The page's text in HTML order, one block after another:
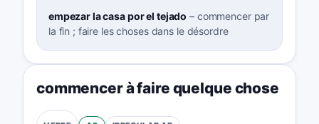
empezar la casa por el tejado – commencer par
la fin ; faire les choses dans le désordre
commencer à faire quelque chose